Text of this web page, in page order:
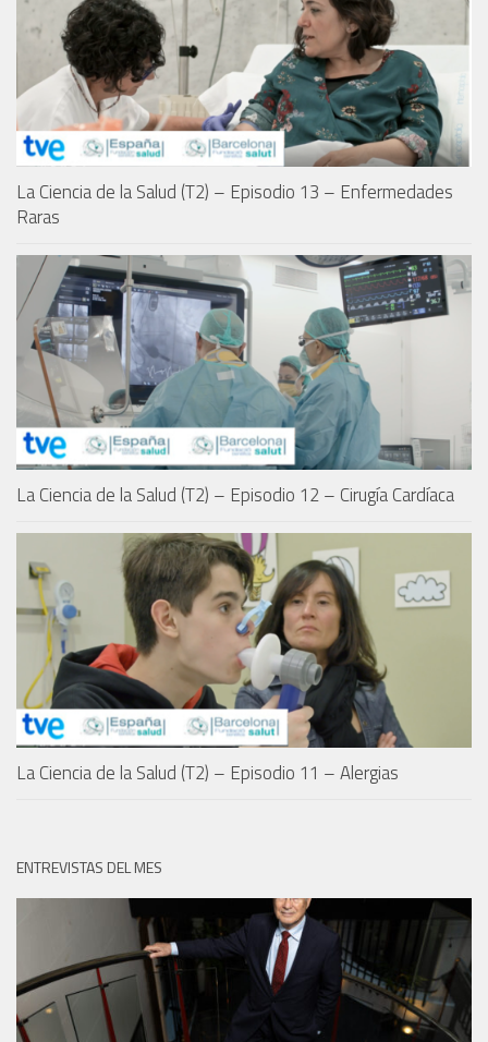
La Ciencia de la Salud (T2) – Episodio 13 – Enfermedades
Raras
La Ciencia de la Salud (T2) – Episodio 12 – Cirugía Cardíaca
La Ciencia de la Salud (T2) – Episodio 11 – Alergias
ENTREVISTAS DEL MES